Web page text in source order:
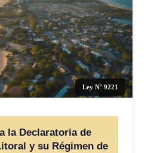
Ley N° 9221
la Declaratoria de
y su Régimen de